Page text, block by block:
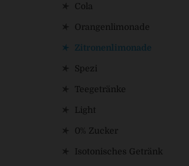
Cola
Orangenlimonade
Zitronenlimonade
Spezi
Teegetränke
Light
0% Zucker
Isotonisches Getränk